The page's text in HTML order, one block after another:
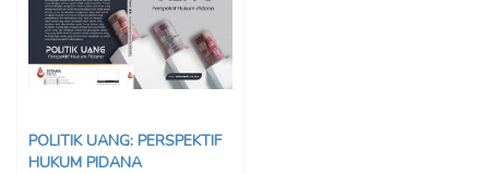
POLITIK UANG: PERSPEKTIF
HUKUM PIDANA